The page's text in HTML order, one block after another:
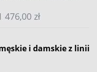
476,00 zł
i damskie z linii